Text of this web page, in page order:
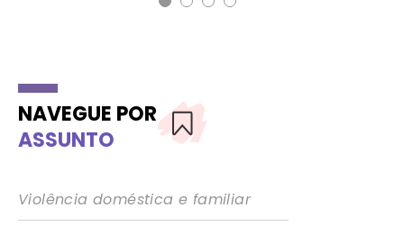
NAVEGUE POR
ASSUNTO
Violência doméstica e familiar